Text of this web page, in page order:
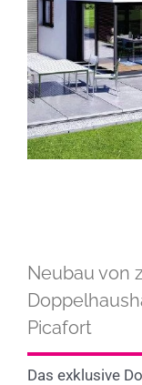
Neubau von
Picafort
Das exklusive